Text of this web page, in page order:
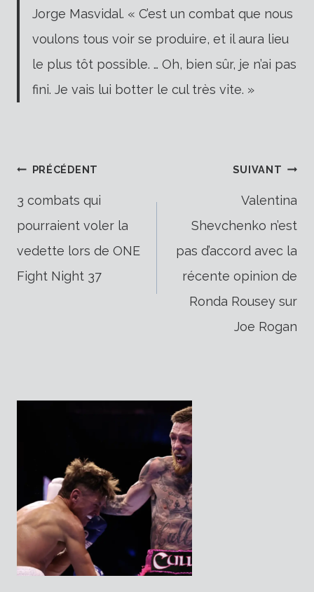
Jorge Masvidal. « C’est un combat que nous
voulons tous voir se produire, et il aura lieu
le plus tôt possible. … Oh, bien sûr, je n’ai pas
fini. Je vais lui botter le cul très vite. »
Navigation
de
PRÉCÉDENT
3 combats qui
pourraient voler la
vedette lors de ONE
Fight Night 37
SUIVANT
Valentina
Shevchenko n’est
pas d’accord avec la
récente opinion de
Ronda Rousey sur
Joe Rogan